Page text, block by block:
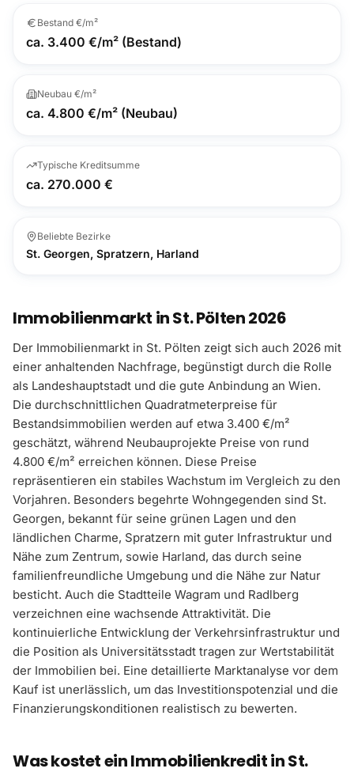
Bestand €/m²
ca. 3.400 €/m² (Bestand)
Neubau €/m²
ca. 4.800 €/m² (Neubau)
Typische Kreditsumme
ca. 270.000 €
Beliebte Bezirke
St. Georgen, Spratzern, Harland
Immobilienmarkt in St. Pölten 2026
Der Immobilienmarkt in St. Pölten zeigt sich auch 2026 mit
einer anhaltenden Nachfrage, begünstigt durch die Rolle
als Landeshauptstadt und die gute Anbindung an Wien.
Die durchschnittlichen Quadratmeterpreise für
Bestandsimmobilien werden auf etwa 3.400 €/m²
geschätzt, während Neubauprojekte Preise von rund
4.800 €/m² erreichen können. Diese Preise
repräsentieren ein stabiles Wachstum im Vergleich zu den
Vorjahren. Besonders begehrte Wohngegenden sind St.
Georgen, bekannt für seine grünen Lagen und den
ländlichen Charme, Spratzern mit guter Infrastruktur und
Nähe zum Zentrum, sowie Harland, das durch seine
familienfreundliche Umgebung und die Nähe zur Natur
besticht. Auch die Stadtteile Wagram und Radlberg
verzeichnen eine wachsende Attraktivität. Die
kontinuierliche Entwicklung der Verkehrsinfrastruktur und
die Position als Universitätsstadt tragen zur Wertstabilität
der Immobilien bei. Eine detaillierte Marktanalyse vor dem
Kauf ist unerlässlich, um das Investitionspotenzial und die
Finanzierungskonditionen realistisch zu bewerten.
Was kostet ein Immobilienkredit in St.